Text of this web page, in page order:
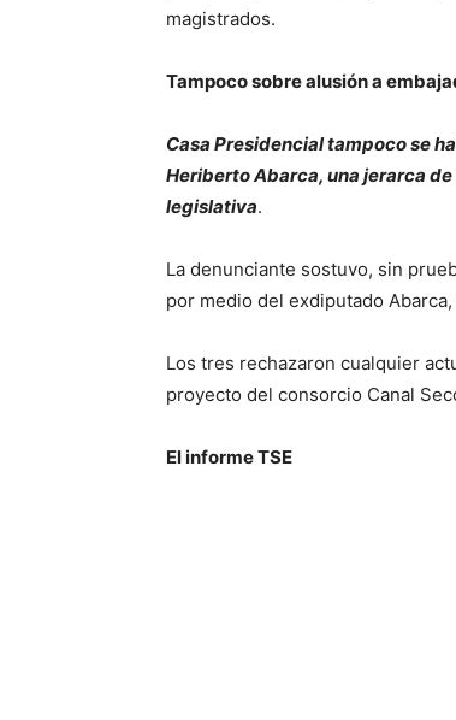
magistrados.
Tampoco sobre alusión a
Casa Presidencial tampoco se
Heriberto Abarca, una jerarca
legislativa.
La denunciante sostuvo, sin
por medio del exdiputado
Los tres rechazaron cualquier
proyecto del consorcio Canal
El informe TSE